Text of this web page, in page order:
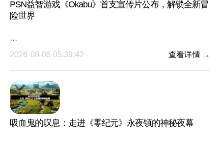
PSN益智游戏《Okabu》首支宣传片公布，解锁全新冒
险世界
···
2026-08-06 05:39:42
查看详情 →
吸血鬼的叹息：走进《零纪元》永夜镇的神秘夜幕